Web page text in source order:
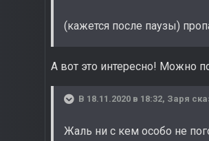
(кажется после паузы)
А вот это интересно! Можно
В 18.11.2020 в 18:32, Заря
Жаль ни с кем особо не